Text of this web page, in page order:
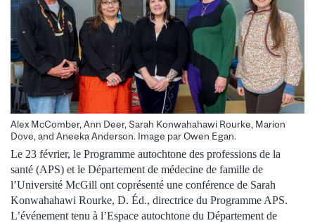
Alex McComber, Ann Deer, Sarah Konwahahawi Rourke, Marion
Dove, and Aneeka Anderson. Image par Owen Egan.
Le 23 février, le Programme autochtone des professions de la
santé (APS) et le Département de médecine de famille de
l’Université McGill ont coprésenté une conférence de Sarah
Konwahahawi Rourke, D. Éd., directrice du Programme APS.
L’événement tenu à l’Espace autochtone du Département de